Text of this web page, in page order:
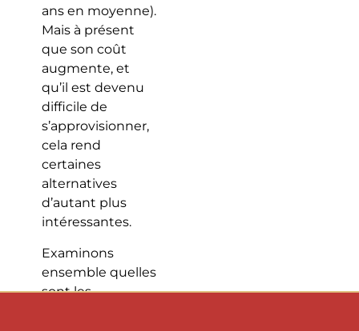
ans en moyenne).
Mais à présent
que son coût
augmente, et
qu’il est devenu
difficile de
s’approvisionner,
cela rend
certaines
alternatives
d’autant plus
intéressantes.
Examinons
ensemble quelles
sont les